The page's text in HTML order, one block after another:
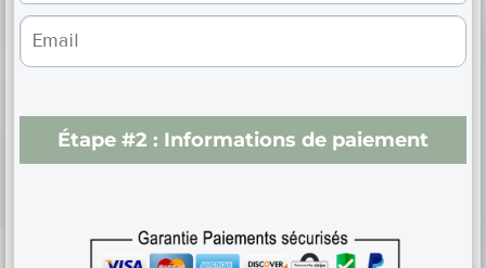
Étape #2 : Informations de paiement